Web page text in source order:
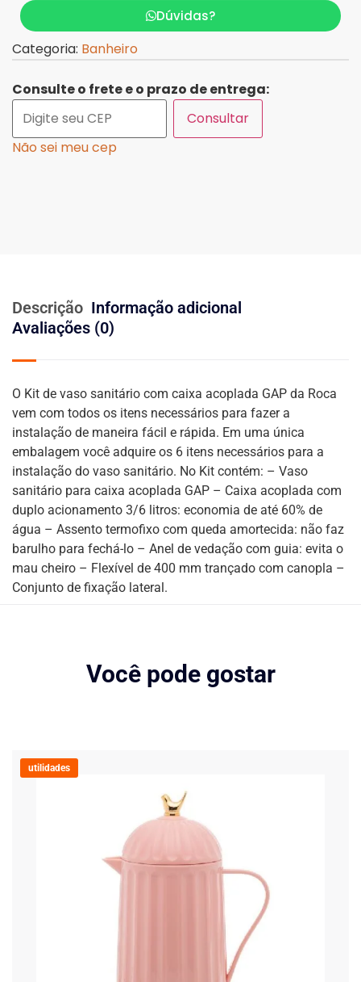
Dúvidas?
Categoria: Banheiro
Consulte o frete e o prazo de entrega:
Consultar
Não sei meu cep
Descrição Informação adicional
Avaliações (0)
O Kit de vaso sanitário com caixa acoplada GAP da Roca
vem com todos os itens necessários para fazer a
instalação de maneira fácil e rápida. Em uma única
embalagem você adquire os 6 itens necessários para a
instalação do vaso sanitário. No Kit contém: – Vaso
sanitário para caixa acoplada GAP – Caixa acoplada com
duplo acionamento 3/6 litros: economia de até 60% de
água – Assento termofixo com queda amortecida: não faz
barulho para fechá-lo – Anel de vedação com guia: evita o
mau cheiro – Flexível de 400 mm trançado com canopla –
Conjunto de fixação lateral.
Você pode gostar
utilidades